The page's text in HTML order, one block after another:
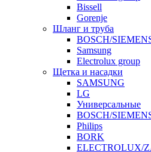
Bissell
Gorenje
Шланг и труба
BOSCH/
Samsung
Electrolux group
Щетка и насадки
SAMSUNG
LG
Универсальные
BOSCH/
Philips
BORK
ELECTROLUX/